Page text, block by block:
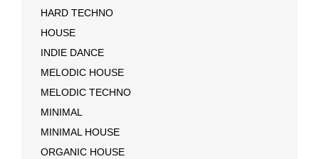
HARD TECHNO
HOUSE
INDIE DANCE
MELODIC HOUSE
MELODIC TECHNO
MINIMAL
MINIMAL HOUSE
ORGANIC HOUSE